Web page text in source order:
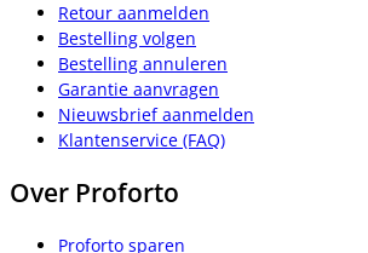
Retour aanmelden
Bestelling volgen
Bestelling annuleren
Garantie aanvragen
Nieuwsbrief aanmelden
Klantenservice (FAQ)
Over Proforto
Proforto sparen